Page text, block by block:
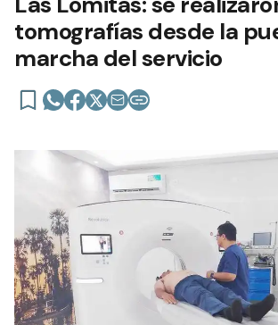
tomografías desde la
marcha del servicio